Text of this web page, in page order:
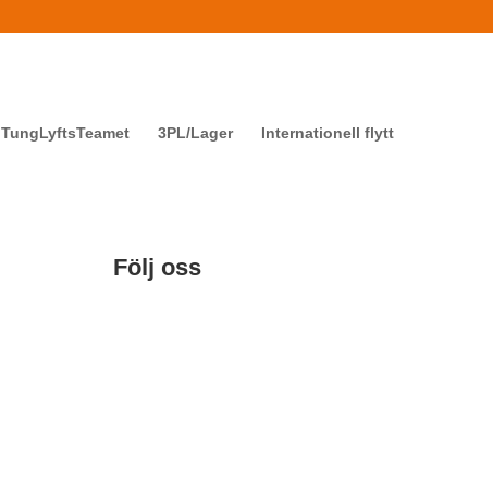
TungLyftsTeamet 3PL/Lager
Internationell flytt
Följ oss